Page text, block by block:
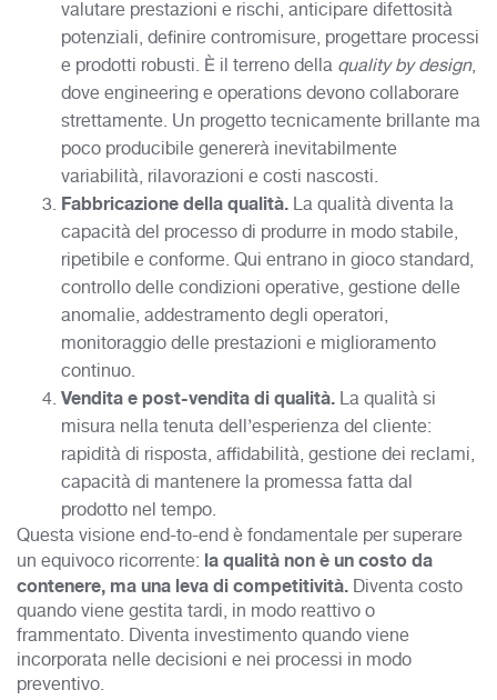
valutare prestazioni e rischi, anticipare difettosità
potenziali, definire contromisure, progettare processi
e prodotti robusti. È il terreno della quality by design,
dove engineering e operations devono collaborare
strettamente. Un progetto tecnicamente brillante ma
poco producibile genererà inevitabilmente
variabilità, rilavorazioni e costi nascosti.
Fabbricazione della qualità. La qualità diventa la
capacità del processo di produrre in modo stabile,
ripetibile e conforme. Qui entrano in gioco standard,
controllo delle condizioni operative, gestione delle
anomalie, addestramento degli operatori,
monitoraggio delle prestazioni e miglioramento
continuo.
Vendita e post-vendita di qualità. La qualità si
misura nella tenuta dell’esperienza del cliente:
rapidità di risposta, affidabilità, gestione dei reclami,
capacità di mantenere la promessa fatta dal
prodotto nel tempo.
Questa visione end-to-end è fondamentale per superare
un equivoco ricorrente: la qualità non è un costo da
contenere, ma una leva di competitività. Diventa costo
quando viene gestita tardi, in modo reattivo o
frammentato. Diventa investimento quando viene
incorporata nelle decisioni e nei processi in modo
preventivo.